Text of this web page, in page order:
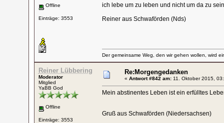
Offline
Einträge: 3553
ich lebe um zu leben und nicht um da zu
Reiner aus Schwaförden (Nds)
Der gemeinsame Weg, den wir gehen wollen, wird
Reiner Lübbering
Moderator
Mitglied
YaBB God
Offline
Einträge: 3553
Re:Morgengedanken
« Antwort #842 am:11. Oktober 2015,
Mein abstinentes Leben ist ein erfülltes
Gruß aus Schwaförden (Niedersachsen)